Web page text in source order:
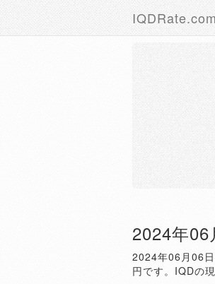
IQDRate.com
2024年
2024年06月06
円です。IQDの